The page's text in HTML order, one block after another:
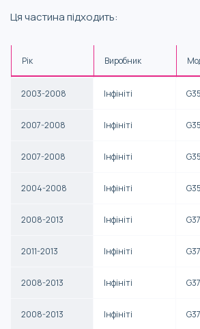
Ця частина підходить:
Рік Виробник
2003-2008 Інфініті G35
2007-2008 Інфініті G35
2007-2008 Інфініті G35
2004-2008 Інфініті G35
2008-2013 Інфініті G37
2011-2013 Інфініті G37
2008-2013 Інфініті G37
2008-2013 Інфініті G37